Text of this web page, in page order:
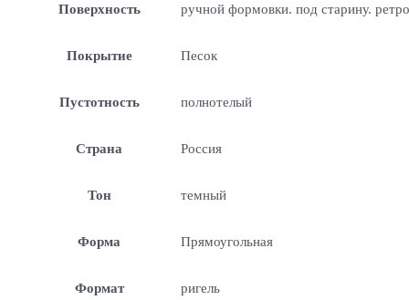
Поверхность ручной формовки. под старину. ретро
Покрытие Песок
Пустотность полнотелый
Страна Россия
Тон темный
Форма Прямоугольная
Формат ригель